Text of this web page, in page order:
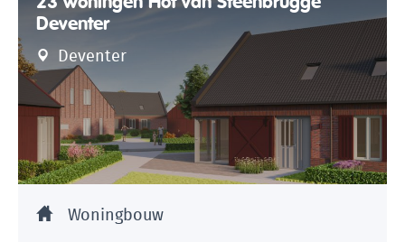
Deventer
Deventer
Woningbouw